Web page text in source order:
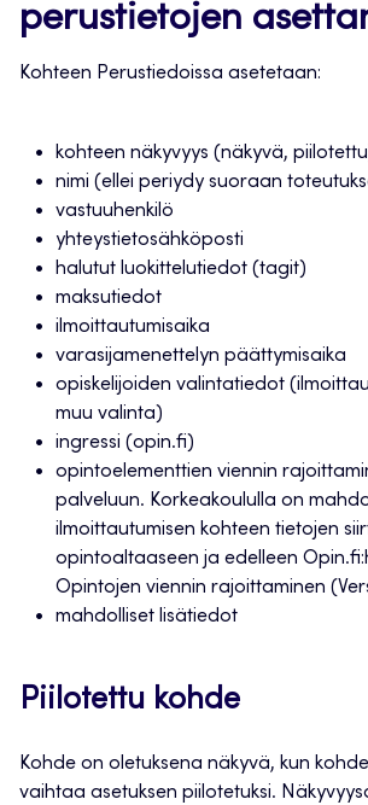
perustietojen
Kohteen Perustiedoissa asetetaan:
kohteen näkyvyys (näkyvä,
nimi (ellei periydy suoraan
vastuuhenkilö
yhteystietosähköposti
halutut luokittelutiedot (tagit)
maksutiedot
ilmoittautumisaika
varasijamenettelyn päättymisaika
opiskelijoiden valintatiedot
muu valinta)
ingressi (opin.fi)
opintoelementtien viennin
palveluun. Korkeakoululla on
ilmoittautumisen kohteen tietojen
opintoaltaaseen ja edelleen
Opintojen viennin rajoittaminen
mahdolliset lisätiedot
Piilotettu kohde
Kohde on oletuksena näkyvä, kun
vaihtaa asetuksen piilotetuksi.